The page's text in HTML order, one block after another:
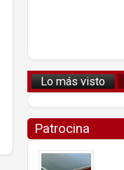
Lo más visto
Patrocina